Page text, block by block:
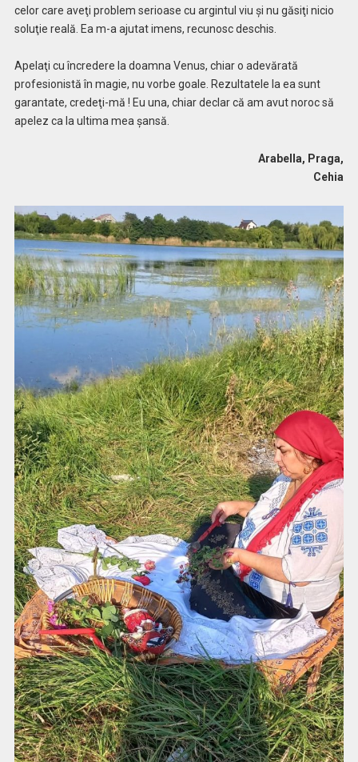
celor care aveţi problem serioase cu argintul viu şi nu găsiţi nicio
soluţie reală. Ea m-a ajutat imens, recunosc deschis.
Apelaţi cu încredere la doamna Venus, chiar o adevărată
profesionistă în magie, nu vorbe goale. Rezultatele la ea sunt
garantate, credeţi-mă ! Eu una, chiar declar că am avut noroc să
apelez ca la ultima mea șansă.
Arabella, Praga,
Cehia